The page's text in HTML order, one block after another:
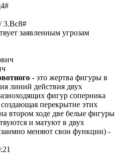
3.Bc8#
заявленным угрозам
- это жертва фигуры в
линий действия двух
фигур соперника
перекрытие этих
втором ходе две белые фигуры
и матуют в двух
меняют свои функции) -